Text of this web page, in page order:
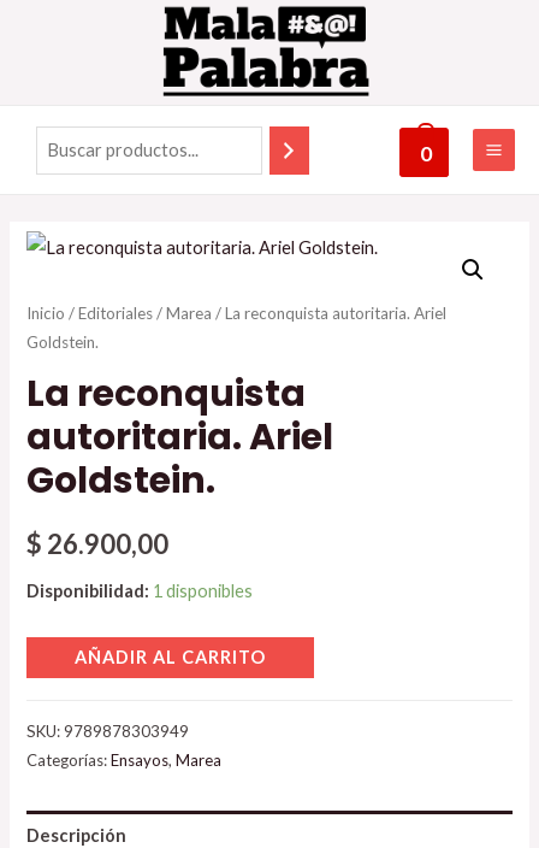
0
Inicio /Editoriales/Marea / La reconquista autoritaria. Ariel
Goldstein.
La reconquista
autoritaria. Ariel
Goldstein.
$ 26.900,00
Disponibilidad: 1 disponibles
AÑADIR AL CARRITO
SKU:9789878303949
Categorías:Ensayos,Marea
Descripción